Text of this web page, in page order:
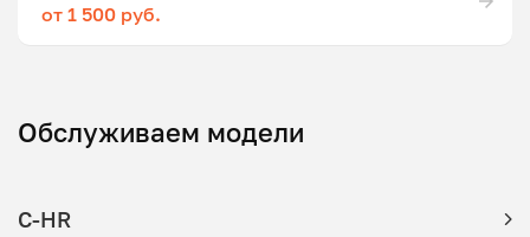
от 1 500 руб.
Обслуживаем модели
C-HR